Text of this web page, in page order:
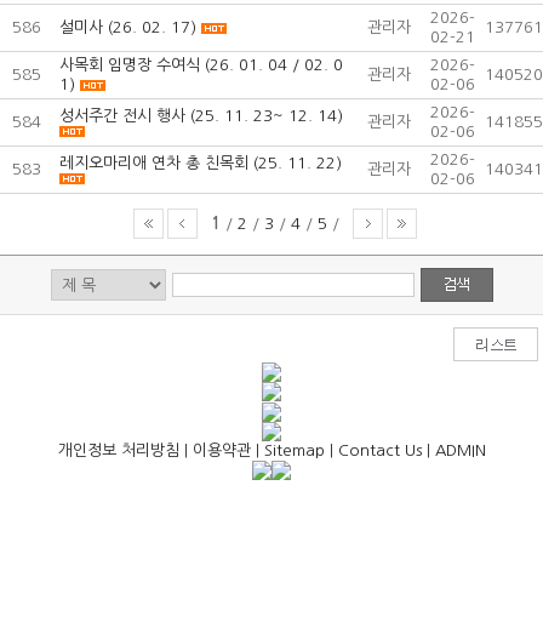
586 설미사 (26. 02. 17) 관리자
2026-
02-21
137761
585
사목회 임명장 수여식 (26. 01. 04 / 02. 0
1)
관리자
2026-
02-06
140520
584 성서주간 전시 행사 (25. 11. 23~ 12. 14) 관리자
2026-
02-06
141855
583 레지오마리애 연차 총 친목회 (25. 11. 22) 관리자
2026-
02-06
140341
1 / 2 / 3 / 4 / 5 /
개인정보 처리방침 이용약관| Sitemap Contact Us| ADMIN